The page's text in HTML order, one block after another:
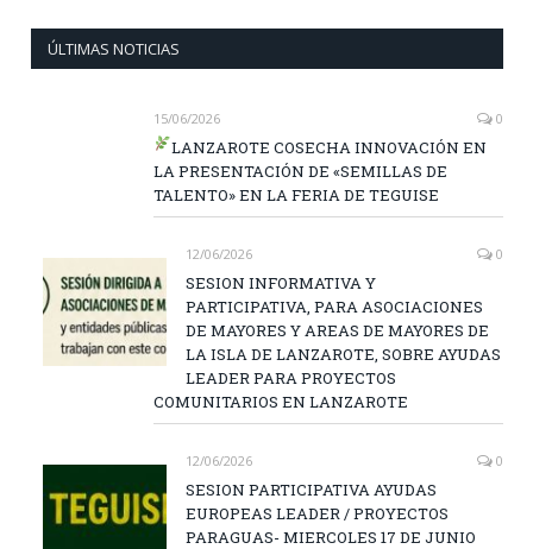
ÚLTIMAS NOTICIAS
15/06/2026 0
LANZAROTE COSECHA INNOVACIÓN EN
LA PRESENTACIÓN DE «SEMILLAS DE
TALENTO» EN LA FERIA DE TEGUISE
12/06/2026 0
SESION INFORMATIVA Y
PARTICIPATIVA, PARA ASOCIACIONES
DE MAYORES Y AREAS DE MAYORES DE
LA ISLA DE LANZAROTE, SOBRE AYUDAS
LEADER PARA PROYECTOS
COMUNITARIOS EN LANZAROTE
12/06/2026 0
SESION PARTICIPATIVA AYUDAS
EUROPEAS LEADER / PROYECTOS
PARAGUAS- MIERCOLES 17 DE JUNIO